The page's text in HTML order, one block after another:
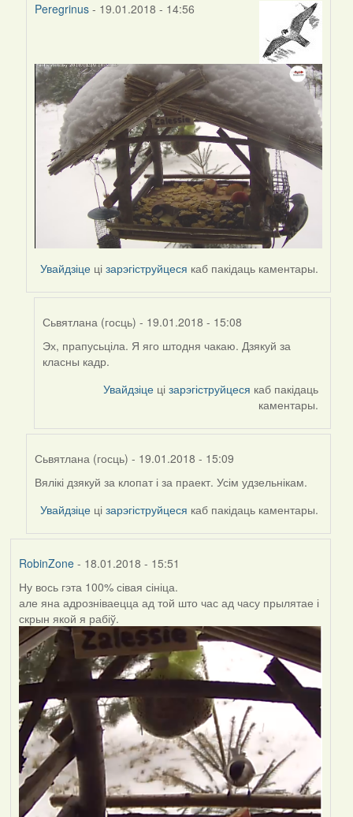
Peregrinus - 19.01.2018 - 14:56
to
by
Harrier
Увайдзіце цізарэгіструйцеся каб пакідаць каментары.
Сьвятлана (госць) - 19.01.2018 - 15:08
In
reply
Эх, прапусьціла. Я яго штодня чакаю. Дзякуй за
класны кадр.
Увайдзіце цізарэгіструйцеся каб пакідаць
каментары.
Сьвятлана (госць) - 19.01.2018 - 15:09
In
reply
by
Вялікі дзякуй за клопат і за праект. Усім удзельнікам.
Увайдзіце цізарэгіструйцеся каб пакідаць каментары.
RobinZone- 18.01.2018 - 15:51
Ну вось гэта 100% сівая сініца.
але яна адрозніваецца ад той што час ад часу прылятае і
скрын якой я рабіў.